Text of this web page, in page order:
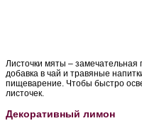
Листочки мяты –
добавка в чай и травяные
пищеварение. Чтобы быстро
листочек.
Декоративный лимон